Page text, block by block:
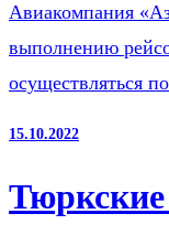
Авиакомпания
выполнению
осуществляться
15.10.2022